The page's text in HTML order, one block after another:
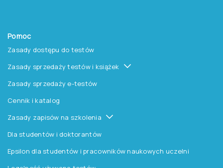
Pomoc
Zasady dostępu do testów
Zasady sprzedaży testów i książek
Zasady sprzedaży e-testów
Cennik i katalog
Zasady zapisów na szkolenia
Dla studentów i doktorantów
Epsilon dla studentów i pracowników naukowych uczelni